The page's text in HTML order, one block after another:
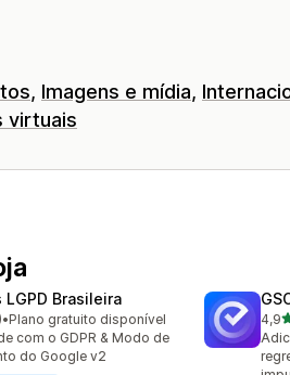
Imagens e mídia
virtuais
Brasileira
ao todo
•Plano gratuito disponível
com o GDPR & Modo de
do Google v2
4,9
474